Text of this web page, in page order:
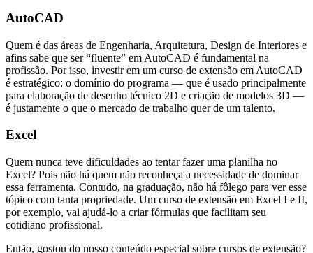
AutoCAD
Quem é das áreas de Engenharia, Arquitetura, Design de Interiores e
afins sabe que ser “fluente” em AutoCAD é fundamental na
profissão. Por isso, investir em um curso de extensão em AutoCAD
é estratégico: o domínio do programa — que é usado principalmente
para elaboração de desenho técnico 2D e criação de modelos 3D —
é justamente o que o mercado de trabalho quer de um talento.
Excel
Quem nunca teve dificuldades ao tentar fazer uma planilha no
Excel? Pois não há quem não reconheça a necessidade de dominar
essa ferramenta. Contudo, na graduação, não há fôlego para ver esse
tópico com tanta propriedade. Um curso de extensão em Excel I e II,
por exemplo, vai ajudá-lo a criar fórmulas que facilitam seu
cotidiano profissional.
Então, gostou do nosso conteúdo especial sobre cursos de extensão?